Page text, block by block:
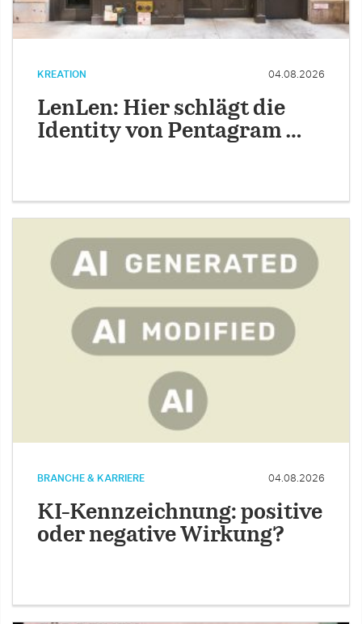
KREATION 04.08.2026
LenLen: Hier schlägt die
Identity von Pentagram …
BRANCHE & KARRIERE 04.08.2026
KI-Kennzeichnung: positive
oder negative Wirkung?